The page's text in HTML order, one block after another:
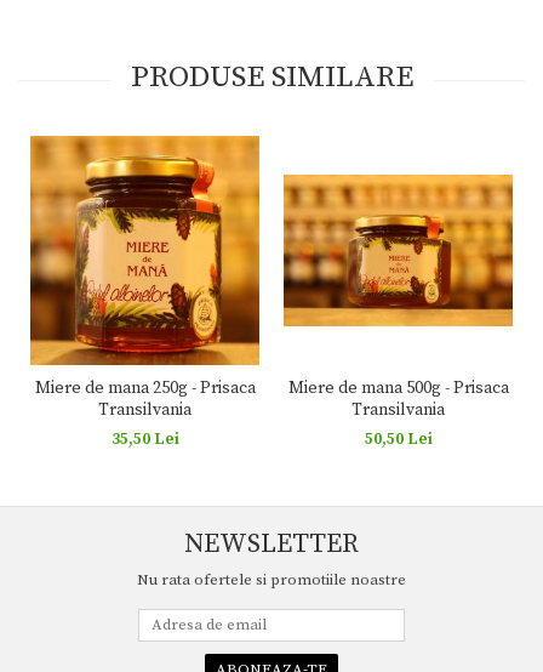
PRODUSE SIMILARE
Miere de mana 250g - Prisaca
Transilvania
35,50 Lei
Miere de mana 500g - Prisaca
Transilvania
50,50 Lei
NEWSLETTER
Nu rata ofertele si promotiile noastre